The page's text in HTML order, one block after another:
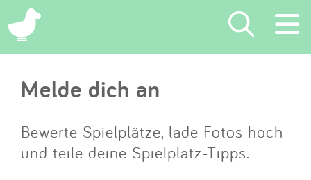
×
Suchen
Eintragen
App
Melde dich an
Bewerte Spielplätze, lade Fotos hoch
und teile deine Spielplatz-Tipps.